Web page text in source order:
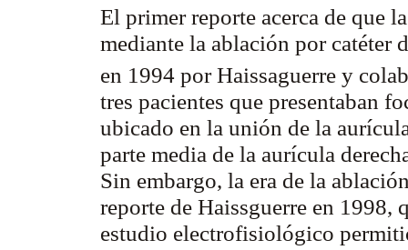
El primer reporte acerca de que
mediante la ablación por catéter
en 1994 por Haissaguerre y
tres pacientes que presentaban
ubicado en la unión de la
parte media de la aurícula
Sin embargo, la era de la
reporte de Haissguerre en 1998,
estudio electrofisiológico